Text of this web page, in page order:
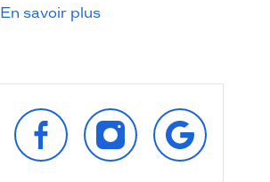
En savoir plus
SUIVEZ‑NOUS
SUR
FACEBOOK
SUIVEZ‑NOUS
SUR
INSTAGRAM
SUR
GOOGLE